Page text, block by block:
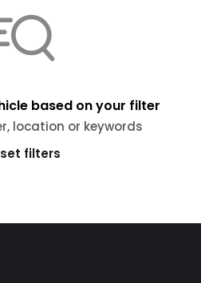
based on your filter
location or keywords
filters